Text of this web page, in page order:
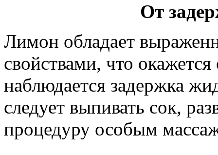
От
Лимон обладает
свойствами, что
наблюдается задержка
следует выпивать сок,
процедуру особым